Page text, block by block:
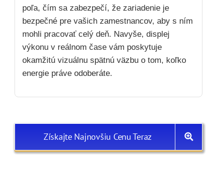
poľa, čím sa zabezpečí, že zariadenie je
bezpečné pre vašich zamestnancov, aby s ním
mohli pracovať celý deň. Navyše, displej
výkonu v reálnom čase vám poskytuje
okamžitú vizuálnu spätnú väzbu o tom, koľko
energie práve odoberáte.
Získajte Najnovšiu Cenu Teraz